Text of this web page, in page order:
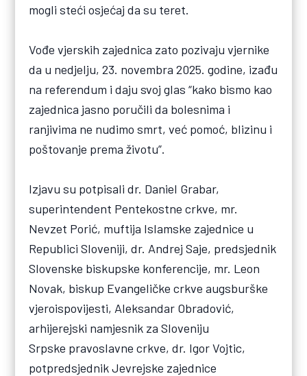
mogli steći osjećaj da su teret.
Vođe vjerskih zajednica zato pozivaju vjernike
da u nedjelju, 23. novembra 2025. godine, izađu
na referendum i daju svoj glas “kako bismo kao
zajednica jasno poručili da bolesnima i
ranjivima ne nudimo smrt, već pomoć, blizinu i
poštovanje prema životu”.
Izjavu su potpisali dr. Daniel Grabar,
superintendent Pentekostne crkve, mr.
Nevzet Porić, muftija Islamske zajednice u
Republici Sloveniji, dr. Andrej Saje, predsjednik
Slovenske biskupske konferencije, mr. Leon
Novak, biskup Evangeličke crkve augsburške
vjeroispovijesti, Aleksandar Obradović,
arhijerejski namjesnik za Sloveniju
Srpske pravoslavne crkve, dr. Igor Vojtic,
potpredsjednik Jevrejske zajednice